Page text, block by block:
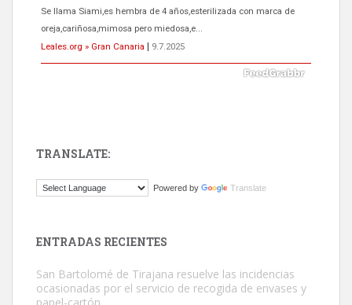
Se llama Siami,es hembra de 4 años,esterilizada con marca de
oreja,cariñosa,mimosa pero miedosa,e...
Leales.org » Gran Canaria
9.7.2025
El ayuntamiento se va a llevar a Los Gatos callejeros de la zona los
TRANSLATE:
Powered by Translate
ENTRADAS RECIENTES
San Bartolomé de Tirajana resuelve las incidencias
ocasionadas por el servicio de recogida de envases y